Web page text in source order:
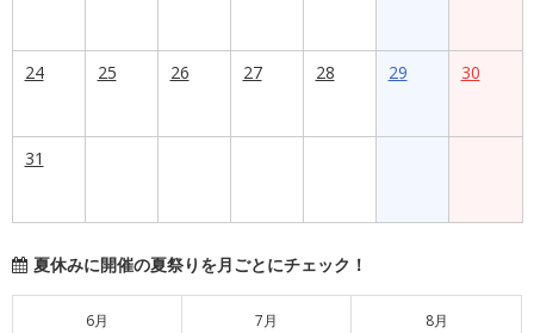
24 25 26 27 28 29 30
31
夏休みに開催の夏祭りを月ごとにチェック！
6月 7月 8月